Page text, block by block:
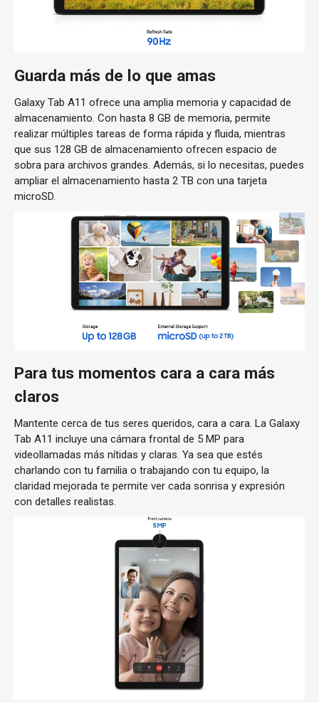
Guarda más de lo que amas
Galaxy Tab A11 ofrece una amplia memoria y capacidad de
almacenamiento. Con hasta 8 GB de memoria, permite
realizar múltiples tareas de forma rápida y fluida, mientras
que sus 128 GB de almacenamiento ofrecen espacio de
sobra para archivos grandes. Además, si lo necesitas, puedes
ampliar el almacenamiento hasta 2 TB con una tarjeta
microSD.
Para tus momentos cara a cara más
claros
Mantente cerca de tus seres queridos, cara a cara. La Galaxy
Tab A11 incluye una cámara frontal de 5 MP para
videollamadas más nítidas y claras. Ya sea que estés
charlando con tu familia o trabajando con tu equipo, la
claridad mejorada te permite ver cada sonrisa y expresión
con detalles realistas.